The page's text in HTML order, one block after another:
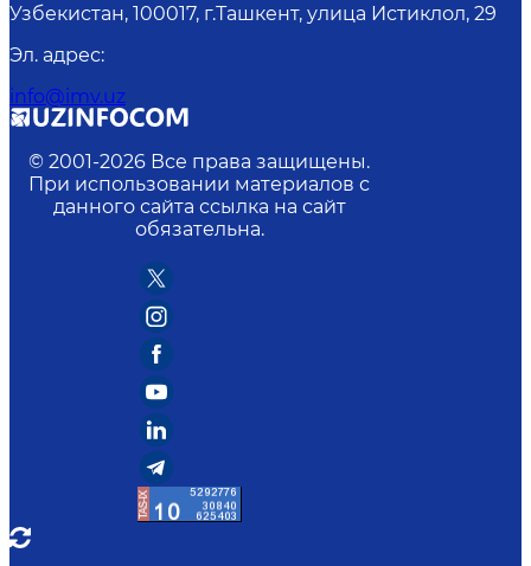
Узбекистан, 100017, г.Ташкент, улица Истиклол, 29
Эл. адрес:
info@imv.uz
© 2001-2026 Все права защищены.
При использовании материалов с
данного сайта ссылка на сайт
обязательна.